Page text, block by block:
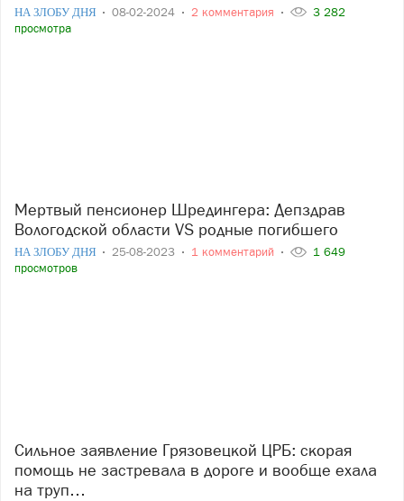
НА ЗЛОБУ ДНЯ 08-02-2024 2 комментария
3 282
просмотра
Мертвый пенсионер Шредингера: Депздрав
Вологодской области VS родные погибшего
НА ЗЛОБУ ДНЯ 25-08-2023 1 комментарий
1 649
просмотров
Сильное заявление Грязовецкой ЦРБ: скорая
помощь не застревала в дороге и вообще ехала
на труп…